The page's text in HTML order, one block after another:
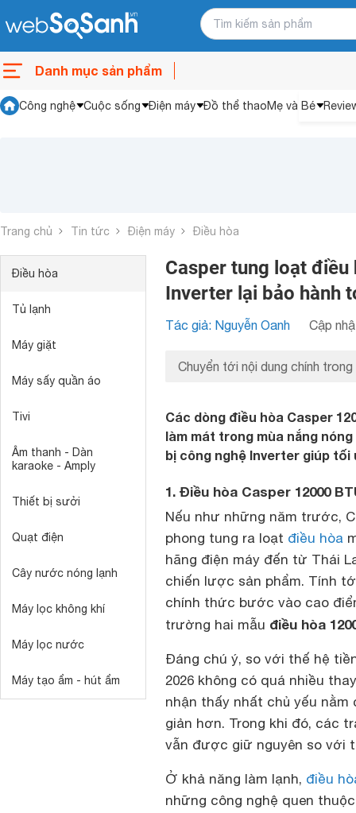
Danh mục sản phẩm
Công nghệ Cuộc sống Điện máy Đồ thể thaoMẹ và Bé
Trang chủ Tin tức Điện máy Điều hòa
Điều hòa
Tủ lạnh
Máy giặt
Máy sấy quần áo
Tivi
Âm thanh - Dàn
karaoke - Amply
Thiết bị sưởi
Quạt điện
Cây nước nóng lạnh
Máy lọc không khí
Máy lọc nước
Máy tạo ẩm - hút ẩm
Casper tung loạt
Inverter lại bảo hành
Tác giả: Nguyễn Oanh Cập
Chuyển tới nội dung chính trong
Các dòng điều hòa Casper
làm mát trong mùa nắng
bị công nghệ Inverter giúp
1. Điều hòa Casper 12000
Nếu như những năm trước,
phong tung ra loạt điều hòa
hãng điện máy đến từ Thái
chiến lược sản phẩm. Tính
chính thức bước vào cao
trường hai mẫu điều hòa
Đáng chú ý, so với thế hệ
2026 không có quá nhiều
nhận thấy nhất chủ yếu
giản hơn. Trong khi đó, các
vẫn được giữ nguyên so với
Ở khả năng làm lạnh, điều
những công nghệ quen